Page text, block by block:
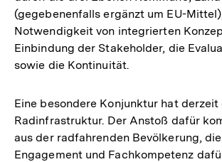
(gegebenenfalls ergänzt um EU-
Notwendigkeit von integrierten
Einbindung der Stakeholder, die
sowie die Kontinuität.
Eine besondere Konjunktur hat
Radinfrastruktur. Der Anstoß dafür
aus der radfahrenden Bevölkerung,
Engagement und Fachkompetenz